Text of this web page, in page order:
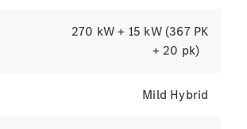
270 kW + 15 kW (367 PK
+ 20 pk)
Mild Hybrid